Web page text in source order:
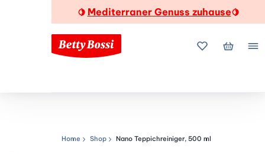
🍋 Mediterraner Genuss zuhause🍋
MeineMein
Navigationspfad
Home Shop Nano Teppichreiniger, 500 ml